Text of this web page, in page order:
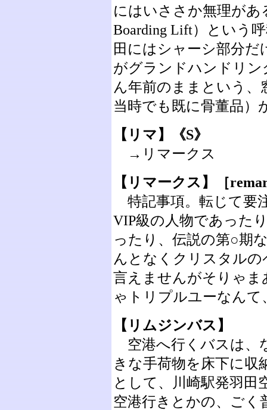
にはいささか無理があ
Boarding Lift）という
田にはシャーシ部分
がグランドハンドリ
ん年前のままという、
当時でも既に骨董品）
【リマ】《S》
→リマークス
【リマークス】［
特記事項。転じて要
VIP級の人物であった
ったり、伝説の第○期
んとなくクリスタル
言えませんがそりゃ
ゃトリプルユーなん
【リムジンバス】
空港へ行くバスは、
きな手荷物を床下に
として、川崎駅発羽田
空港行きとかの、ご